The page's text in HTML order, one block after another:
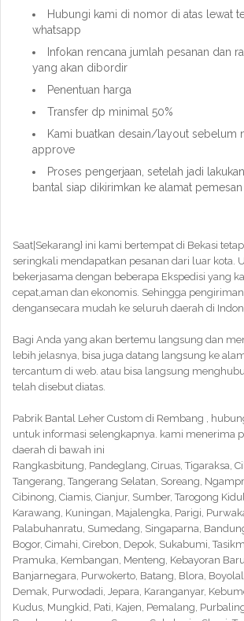
Hubungi kami di nomor di atas lewat
whatsapp
Infokan rencana jumlah pesanan dan
yang akan dibordir
Penentuan harga
Transfer dp minimal 50%
Kami buatkan desain/layout sebelum
approve
Proses pengerjaan, setelah jadi
bantal siap dikirimkan ke alamat pemesan
Saat|Sekarang} ini kami bertempat di Bekasi
seringkali mendapatkan pesanan dari luar kota.
bekerjasama dengan beberapa Ekspedisi yang
cepat,aman dan ekonomis. Sehingga
dengansecara mudah ke seluruh daerah di
Bagi Anda yang akan bertemu langsung dan
lebih jelasnya, bisa juga datang langsung ke
tercantum di web. atau bisa langsung
telah disebut diatas.
Pabrik Bantal Leher Custom di Rembang ,
untuk informasi selengkapnya. kami menerima
daerah di bawah ini
Rangkasbitung, Pandeglang, Ciruas, Tigaraksa,
Tangerang, Tangerang Selatan, Soreang,
Cibinong, Ciamis, Cianjur, Sumber, Tarogong
Karawang, Kuningan, Majalengka, Parigi,
Palabuhanratu, Sumedang, Singaparna,
Bogor, Cimahi, Cirebon, Depok, Sukabumi,
Pramuka, Kembangan, Menteng, Kebayoran
Banjarnegara, Purwokerto, Batang, Blora,
Demak, Purwodadi, Jepara, Karanganyar,
Kudus, Mungkid, Pati, Kajen, Pemalang,